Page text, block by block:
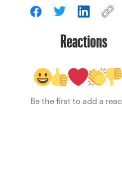
Reactions
Be the first to add a